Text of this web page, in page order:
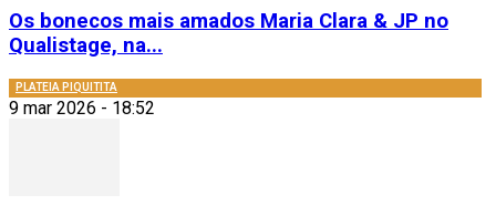
Os bonecos mais amados Maria Clara & JP no
Qualistage, na...
PLATEIA PIQUITITA
9 mar 2026 - 18:52